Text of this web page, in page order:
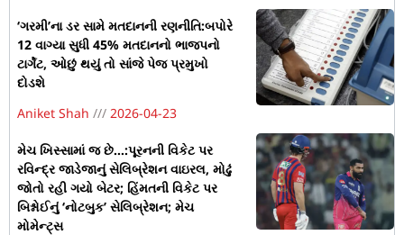
‘ગરમી’ના ડર સામે મતદાનની રણનીતિ:બપોરે
12 વાગ્યા સુધી 45% મતદાનનો ભાજપનો
ટાર્ગેટ, ઓછું થયું તો સાંજે પેજ પ્રમુખો
દોડશે
Aniket Shah
2026-04-23
મેચ ખિસ્સામાં જ છે…:પૂરનની વિકેટ પર
રવિન્દ્ર જાડેજાનું સેલિબ્રેશન વાઇરલ, મોઢું
જોતો રહી ગયો બેટર; હિંમતની વિકેટ પર
બિશ્નોઈનું ‘નોટબુક’ સેલિબ્રેશન; મેચ
મોમેન્ટ્સ